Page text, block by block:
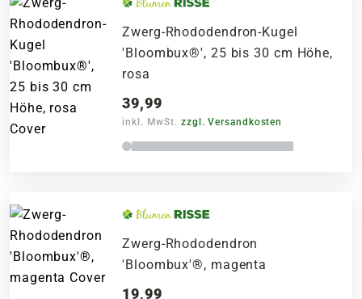
Zwerg-Rhododendron-Kugel
'Bloombux®', 25 bis 30 cm Höhe,
rosa
39,99
inkl. MwSt. zzgl. Versandkosten
Zwerg-Rhododendron
'Bloombux'®, magenta
19,99